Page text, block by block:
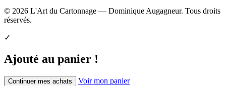
© 2026 L'Art du Cartonnage — Dominique Augagneur. Tous droits
réservés.
✓
Ajouté au panier !
Continuer mes achats Voir mon panier